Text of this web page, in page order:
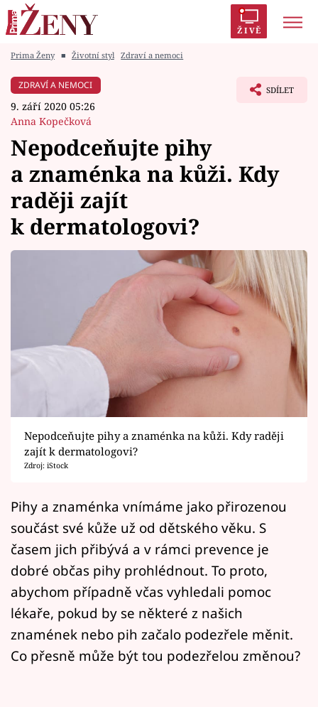
ŽIVĚ
Módní alarm
Zrádci
Témata
Celebrity
Vztahy
Horoskopy
Sledujte prima+
Filmový festival Karlovy Vary
Mámy sobě
Přihlášení
Sledujte nás
Prima Ženy ■ Životní styl Zdraví a nemoci
ZDRAVÍ A NEMOCI
9. září 2020 05:26
Anna Kopečková
SDÍLET
Nepodceňujte pihy
a znaménka na kůži. Kdy
raději zajít
k dermatologovi?
Nepodceňujte pihy a znaménka na kůži. Kdy raději
zajít k dermatologovi?
Zdroj: iStock
Pihy a znaménka vnímáme jako přirozenou
součást své kůže už od dětského věku. S
časem jich přibývá a v rámci prevence je
dobré občas pihy prohlédnout. To proto,
abychom případně včas vyhledali pomoc
lékaře, pokud by se některé z našich
znamének nebo pih začalo podezřele měnit.
Co přesně může být tou podezřelou změnou?